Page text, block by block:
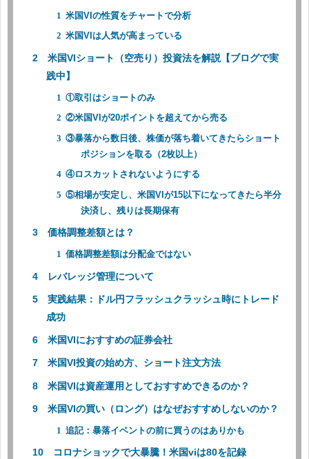
米国VIの性質をチャートで分析
米国VIは人気が高まっている
米国VIショート（空売り）投資法を解説【ブログで実
践中】
①取引はショートのみ
②米国VIが20ポイントを超えてから売る
③暴落から数日後、株価が落ち着いてきたらショート
ポジションを取る（2枚以上）
④ロスカットされないようにする
⑤相場が安定し、米国VIが15以下になってきたら半分
決済し、残りは長期保有
価格調整差額とは？
価格調整差額は分配金ではない
レバレッジ管理について
実践結果：ドル円フラッシュクラッシュ時にトレード
成功
米国VIにおすすめの証券会社
米国VI投資の始め方、ショート注文方法
米国VIは資産運用としておすすめできるのか？
米国VIの買い（ロング）はなぜおすすめしないのか？
追記：暴落イベントの前に買うのはありかも
コロナショックで大暴騰！米国viは80を記録